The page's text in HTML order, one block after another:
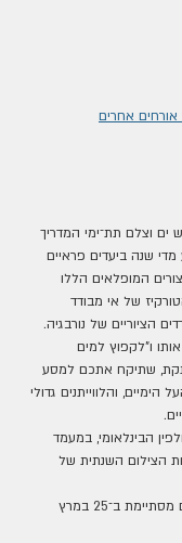
ים וצלם תת־ימי המדריך
שנה ביעדים פראיים
המופלאים הללו
של אי מבודד
הציוריים של נורבגיה.
ו"לקפוץ למים
שתיקח אתכם למסע
והלווייתנים גדולי
הבינלאומי, במעמד
הצילום השנתית של
ההרשמה לתחרות הצילום מסתיימת ב־25 במרץ